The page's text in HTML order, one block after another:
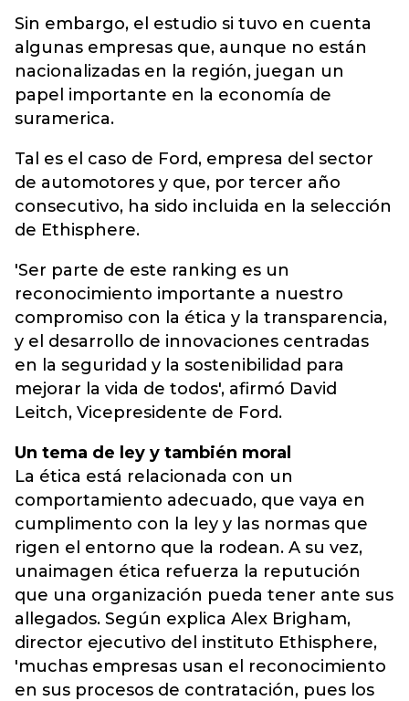
Sin embargo, el estudio si tuvo en cuenta
algunas empresas que, aunque no están
nacionalizadas en la región, juegan un
papel importante en la economía de
suramerica.
Tal es el caso de Ford, empresa del sector
de automotores y que, por tercer año
consecutivo, ha sido incluida en la selección
de Ethisphere.
'Ser parte de este ranking es un
reconocimiento importante a nuestro
compromiso con la ética y la transparencia,
y el desarrollo de innovaciones centradas
en la seguridad y la sostenibilidad para
mejorar la vida de todos', afirmó David
Leitch, Vicepresidente de Ford.
Un tema de ley y también moral
La ética está relacionada con un
comportamiento adecuado, que vaya en
cumplimento con la ley y las normas que
rigen el entorno que la rodean. A su vez,
unaimagen ética refuerza la reputución
que una organización pueda tener ante sus
allegados. Según explica Alex Brigham,
director ejecutivo del instituto Ethisphere,
'muchas empresas usan el reconocimiento
en sus procesos de contratación, pues los